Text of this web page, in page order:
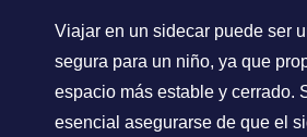
Viajar en un sidecar puede ser
segura para un niño, ya que
espacio más estable y cerrado.
esencial asegurarse de que el